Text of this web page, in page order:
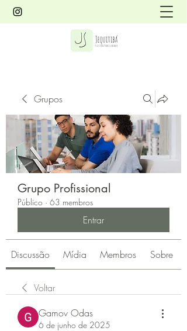
Grupos
Grupo Profissional
Público · 63 membros
Entrar
Discussão Mídia Membros Sobre
Voltar
Gamov Odas
6 de junho de 2025